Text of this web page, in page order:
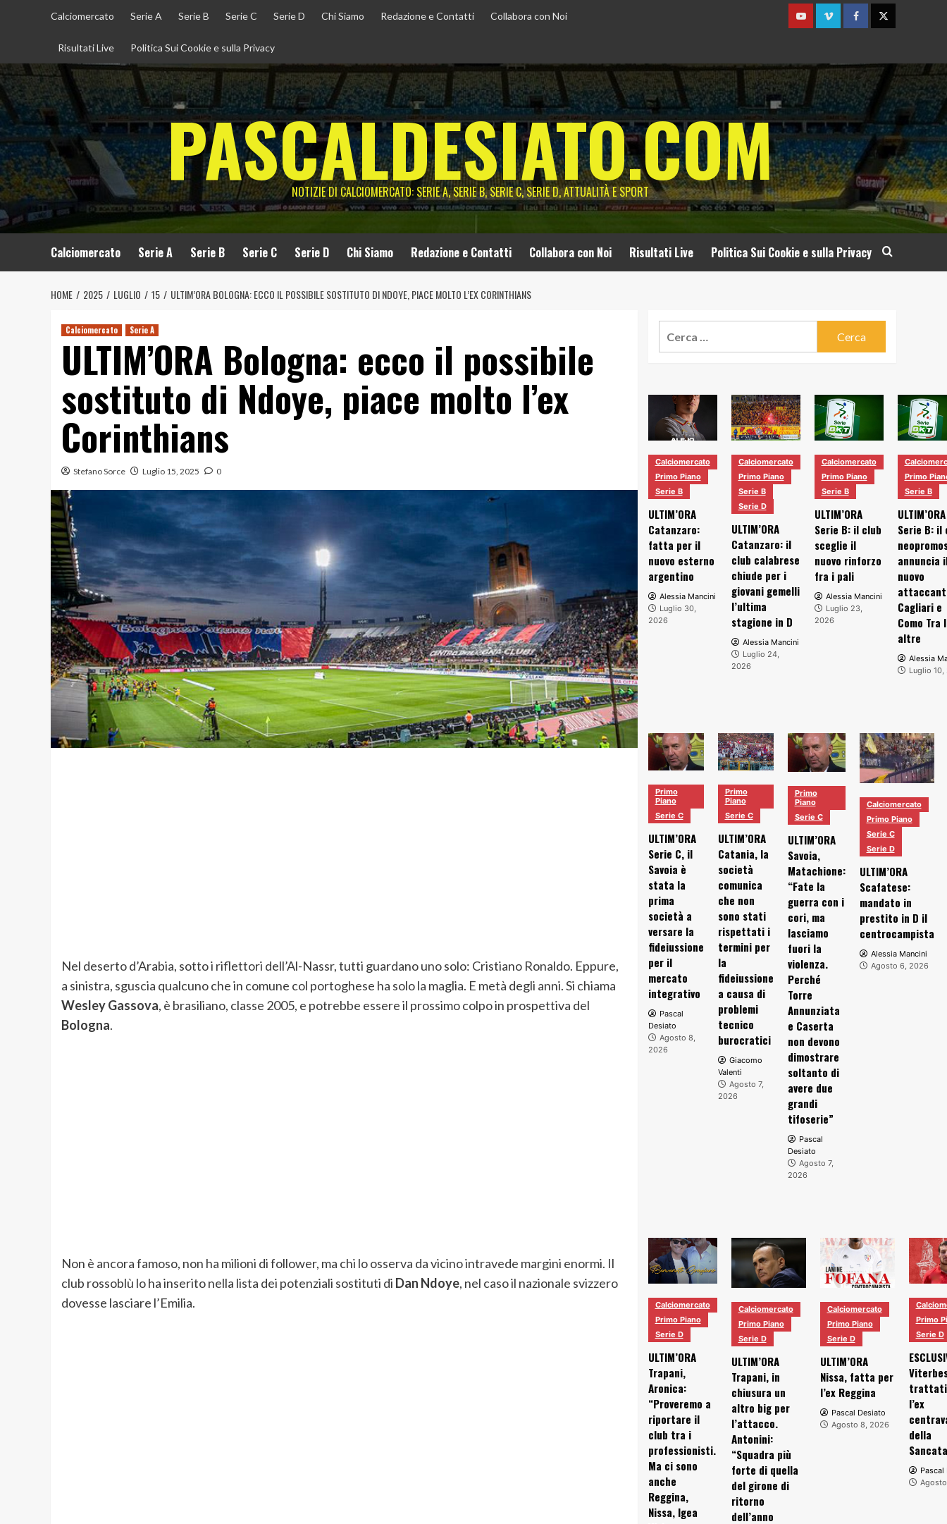
Calciomercato Serie A Serie B Serie C Serie D Chi Siamo Redazione e Contatti Collabora con Noi
Risultati Live Politica Sui Cookie e sulla Privacy
YoutubeVimeoFacebookTwitter
PASCALDESIATO.COM
NOTIZIE DI CALCIOMERCATO: SERIE A, SERIE B, SERIE C, SERIE D, ATTUALITÀ E SPORT
Calciomercato Serie A Serie B Serie C Serie D Chi Siamo Redazione e Contatti Collabora con Noi Risultati Live Politica Sui Cookie e sulla Privacy
HOME 2025 LUGLIO 15 ULTIM’ORA BOLOGNA: ECCO IL POSSIBILE SOSTITUTO DI NDOYE, PIACE MOLTO L’EX CORINTHIANS
Calciomercato Serie A
ULTIM’ORA Bologna: ecco il possibile
sostituto di Ndoye, piace molto l’ex
Corinthians
Stefano Sorce Luglio 15, 2025 0
Nel deserto d’Arabia, sotto i riflettori dell’Al-Nassr, tutti guardano uno solo: Cristiano Ronaldo. Eppure,
a sinistra, sguscia qualcuno che in comune col portoghese ha solo la maglia. E metà degli anni. Si chiama
Wesley Gassova, è brasiliano, classe 2005, e potrebbe essere il prossimo colpo in prospettiva del
Bologna.
Non è ancora famoso, non ha milioni di follower, ma chi lo osserva da vicino intravede margini enormi. Il
club rossoblù lo ha inserito nella lista dei potenziali sostituti di Dan Ndoye, nel caso il nazionale svizzero
dovesse lasciare l’Emilia.
Calciomercato
Primo Piano
Serie B
ULTIM’ORA
Catanzaro:
fatta per il
nuovo esterno
argentino
Alessia Mancini
Luglio 30,
2026
Calciomercato
Primo Piano
Serie B
Serie D
ULTIM’ORA
Catanzaro: il
club calabrese
chiude per i
giovani gemelli
l’ultima
stagione in D
Alessia Mancini
Luglio 24,
2026
Calciomercato
Primo Piano
Serie B
ULTIM’ORA
Serie B: il club
sceglie il
nuovo rinforzo
fra i pali
Alessia Mancini
Luglio 23,
2026
Primo
Serie B
ULTIM’ORA
Serie B: il
annuncia
nuovo
Cagliari e
Como Tra
altre
Alessia
Luglio 10,
Primo
Piano
Serie C
ULTIM’ORA
Serie C, il
Savoia è
stata la
prima
società a
versare la
fideiussione
per il
mercato
integrativo
Pascal
Desiato
Agosto 8,
2026
Primo
Piano
Serie C
ULTIM’ORA
Catania, la
società
comunica
che non
sono stati
rispettati i
termini per
la
fideiussione
a causa di
problemi
tecnico
burocratici
Giacomo
Valenti
Agosto 7,
2026
Primo
Piano
Serie C
ULTIM’ORA
Savoia,
Matachione:
“Fate la
guerra con i
cori, ma
lasciamo
fuori la
violenza.
Perché
Torre
Annunziata
e Caserta
non devono
dimostrare
soltanto di
avere due
grandi
tifoserie”
Pascal
Desiato
Agosto 7,
2026
Calciomercato
Primo Piano
Serie C
Serie D
ULTIM’ORA
Scafatese:
mandato in
prestito in D il
centrocampista
Alessia Mancini
Agosto 6, 2026
Calciomercato
Primo Piano
Serie D
ULTIM’ORA
Trapani,
Aronica:
“Proveremo a
riportare il
club tra i
professionisti.
Ma ci sono
anche
Reggina,
Nissa, Igea
Calciomercato
Primo Piano
Serie D
ULTIM’ORA
Trapani, in
chiusura un
altro big per
l’attacco.
Antonini:
“Squadra più
forte di quella
del girone di
ritorno
dell’anno
Calciomercato
Primo Piano
Serie D
ULTIM’ORA
Nissa, fatta per
l’ex Reggina
Pascal Desiato
Agosto 8, 2026
Primo
Serie D
l’ex
della
Pascal